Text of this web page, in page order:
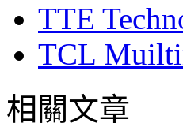
TTE
TCL
相關文章